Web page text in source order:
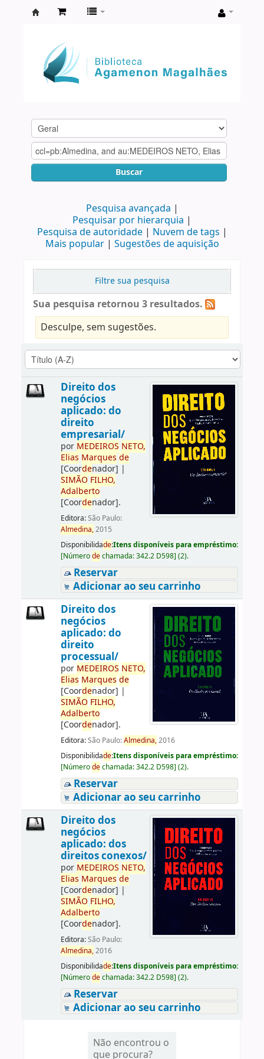
Agamenon
Magalhães
Buscar
Pesquisa avançada
Pesquisar por hierarquia
Pesquisa de autoridade
Nuvem de tags
Mais popular
Sugestões de aquisição
Filtre sua pesquisa
Sua pesquisa retornou 3 resultados.
Desculpe, sem sugestões.
Direito dos
negócios
aplicado: do
direito
empresarial/
por MEDEIROS NETO,
Elias Marques de
[Coordenador] |
SIMÃO FILHO,
Adalberto
[Coordenador].
Editora:São Paulo:
Almedina,2015
Disponibilidade:Itens disponíveis para empréstimo:
[Númerodechamada:342.2 D598] (2).
Reservar
Adicionar ao seu carrinho
Direito dos
negócios
aplicado: do
direito
processual/
por MEDEIROS NETO,
Elias Marques de
[Coordenador] |
SIMÃO FILHO,
Adalberto
[Coordenador].
Editora:São Paulo:Almedina,2016
Disponibilidade:Itens disponíveis para empréstimo:
[Númerodechamada:342.2 D598] (2).
Reservar
Adicionar ao seu carrinho
Direito dos
negócios
aplicado: dos
direitos conexos/
por MEDEIROS NETO,
Elias Marques de
[Coordenador] |
SIMÃO FILHO,
Adalberto
[Coordenador].
Editora:São Paulo:
Almedina,2016
Disponibilidade:Itens disponíveis para empréstimo:
[Númerodechamada:342.2 D598] (2).
Reservar
Adicionar ao seu carrinho
Não encontrou o
que procura?